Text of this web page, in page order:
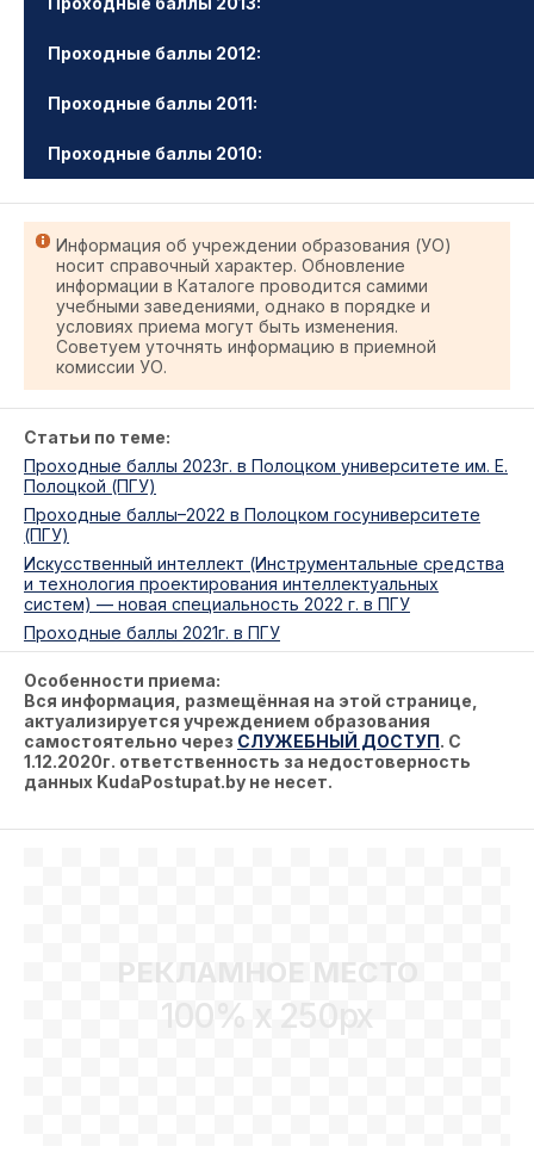
Проходные баллы 2012:
Проходные баллы 2011:
Проходные баллы 2010:
Информация об учреждении образования (УО)
носит справочный характер. Обновление
информации в Каталоге проводится самими
учебными заведениями, однако в порядке и
условиях приема могут быть изменения.
Советуем уточнять информацию в приемной
комиссии УО.
Статьи по теме:
Проходные баллы 2023г. в Полоцком университете им. Е.
Полоцкой (ПГУ)
Проходные баллы–2022 в Полоцком госуниверситете
(ПГУ)
Искусственный интеллект (Инструментальные средства
и технология проектирования интеллектуальных
систем) — новая специальность 2022 г. в ПГУ
Проходные баллы 2021г. в ПГУ
Особенности приема:
Вся информация, размещённая на этой странице,
актуализируется учреждением образования
самостоятельно через СЛУЖЕБНЫЙ ДОСТУП. С
1.12.2020г. ответственность за недостоверность
данных KudaPostupat.by не несет.
РЕКЛАМНОЕ МЕСТО
100% x 250px